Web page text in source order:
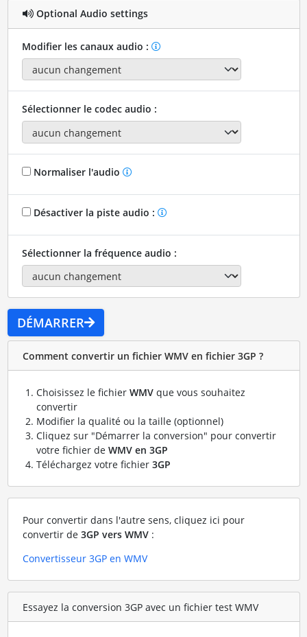
Optional Audio settings
Modifier les canaux audio :
Sélectionner le codec audio :
Normaliser l'audio
Désactiver la piste audio :
Sélectionner la fréquence audio :
DÉMARRER
Comment convertir un fichier WMV en fichier 3GP ?
Choisissez le fichier WMVque vous souhaitez
convertir
Modifier la qualité ou la taille (optionnel)
Cliquez sur "Démarrer la conversion" pour convertir
votre fichier de WMV en 3GP
Téléchargez votre fichier 3GP
Pour convertir dans l'autre sens, cliquez ici pour
convertir de 3GP vers WMV:
Convertisseur 3GP en WMV
Essayez la conversion 3GP avec un fichier test WMV